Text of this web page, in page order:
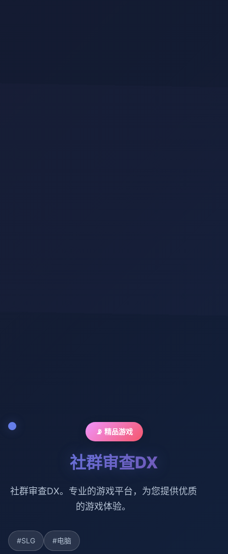
📡 精品游戏
社群审查DX
社群审查DX。专业的游戏平台，为您提供优质
的游戏体验。
#SLG #电脑